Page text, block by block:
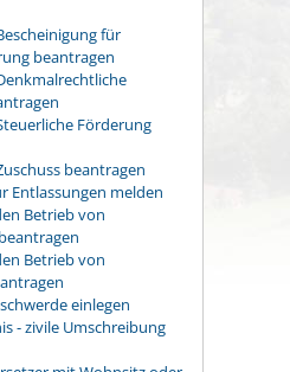
für
beantragen
Förderung
beantragen
Entlassungen melden
Betrieb von
Betrieb von
einlegen
- zivile Umschreibung